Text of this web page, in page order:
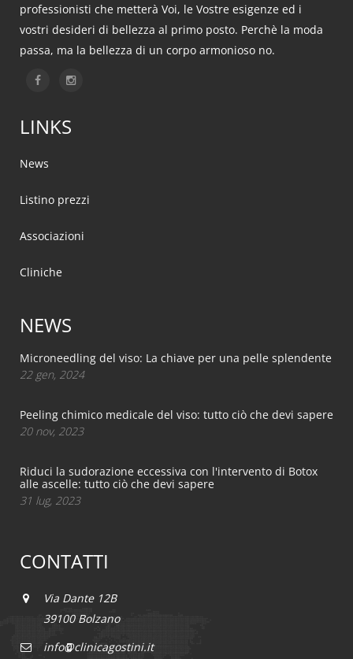
professionisti che metterà Voi, le Vostre esigenze ed i
vostri desideri di bellezza al primo posto. Perchè la moda
passa, ma la bellezza di un corpo armonioso no.
LINKS
News
Listino prezzi
Associazioni
Cliniche
NEWS
Microneedling del viso: La chiave per una pelle splendente
22 gen, 2024
Peeling chimico medicale del viso: tutto ciò che devi sapere
20 nov, 2023
Riduci la sudorazione eccessiva con l'intervento di Botox
alle ascelle: tutto ciò che devi sapere
31 lug, 2023
CONTATTI
Via Dante 12B
39100 Bolzano
info@clinicagostini.it